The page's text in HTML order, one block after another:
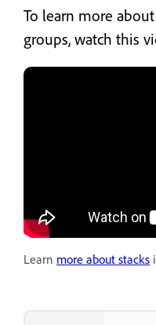
To learn more
groups, watch this
Learn more about stacks